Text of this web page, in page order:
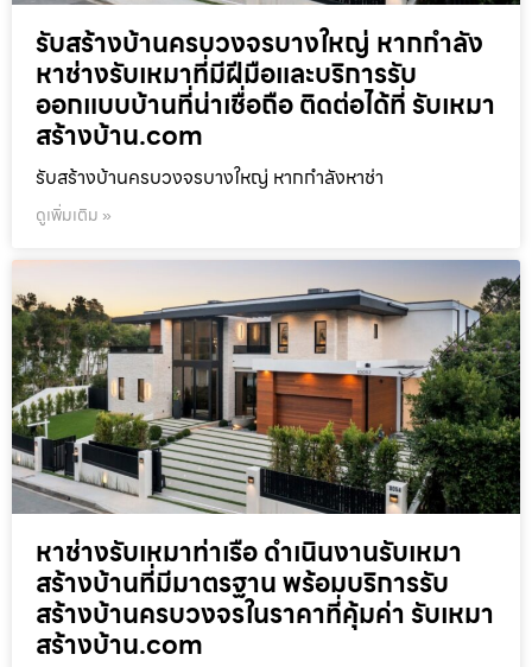
รับสร้างบ้านครบวงจรบางใหญ่ หากกำลัง
หาช่างรับเหมาที่มีฝีมือและบริการรับ
ออกแบบบ้านที่น่าเชื่อถือ ติดต่อได้ที่ รับเหมา
สร้างบ้าน.com
รับสร้างบ้านครบวงจรบางใหญ่ หากกำลังหาช่า
ดูเพิ่มเติม »
หาช่างรับเหมาท่าเรือ ดำเนินงานรับเหมา
สร้างบ้านที่มีมาตรฐาน พร้อมบริการรับ
สร้างบ้านครบวงจรในราคาที่คุ้มค่า รับเหมา
สร้างบ้าน.com